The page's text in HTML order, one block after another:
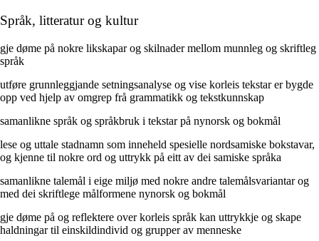
Språk, litteratur og kultur
gje døme på nokre likskapar og skilnader mellom munnleg og skriftleg
språk
utføre grunnleggjande setningsanalyse og vise korleis tekstar er bygde
opp ved hjelp av omgrep frå grammatikk og tekstkunnskap
samanlikne språk og språkbruk i tekstar på nynorsk og bokmål
lese og uttale stadnamn som inneheld spesielle nordsamiske bokstavar,
og kjenne til nokre ord og uttrykk på eitt av dei samiske språka
samanlikne talemål i eige miljø med nokre andre talemålsvariantar og
med dei skriftlege målformene nynorsk og bokmål
gje døme på og reflektere over korleis språk kan uttrykkje og skape
haldningar til einskildindivid og grupper av menneske